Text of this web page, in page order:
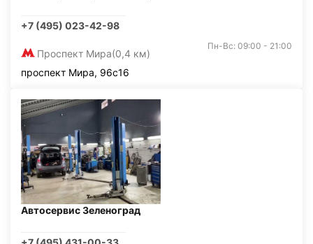
+7 (495) 023-42-98
Проспект Мира(0,4 км)
Пн-Вс: 09:00 - 21:00
проспект Мира, 96с16
Автосервис Зеленоград